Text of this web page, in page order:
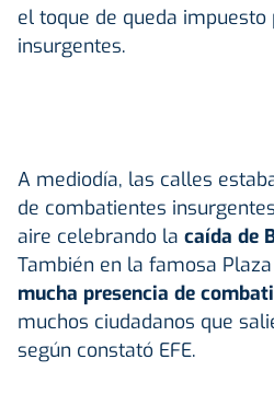
el toque de queda
insurgentes.
A mediodía, las calles
de combatientes
aire celebrando la caída de
También en la famosa
mucha presencia de
muchos ciudadanos que
según constató EFE.